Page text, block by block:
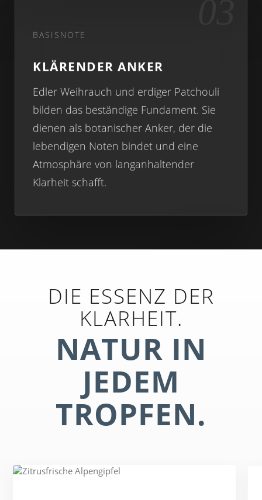
BASISNOTE
KLÄRENDER ANKER
Edler Weihrauch und erdiger Patchouli
bilden das beständige Fundament. Sie
dienen als botanischer Anker, der die
lebendigen Noten bindet und eine
Atmosphäre von langanhaltender
Klarheit schafft.
DIE ESSENZ DER
KLARHEIT.
NATUR IN
JEDEM
TROPFEN.